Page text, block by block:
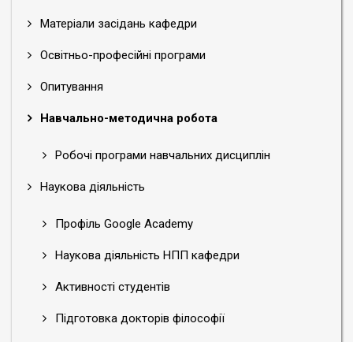
Матеріали засідань кафедри
Освітньо-професійні програми
Опитування
Навчально-методична робота
Робочі програми навчальних дисциплін
Наукова діяльність
Профіль Google Academy
Наукова діяльність НПП кафедри
Активності студентів
Підготовка докторів філософії